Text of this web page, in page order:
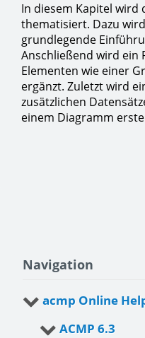
In diesem Kapitel wird
thematisiert. Dazu
grundlegende
Anschließend wird ein
Elementen wie einer
ergänzt. Zuletzt wird
zusätzlichen
einem Diagramm
Navigation
acmp Online
ACMP 6.3